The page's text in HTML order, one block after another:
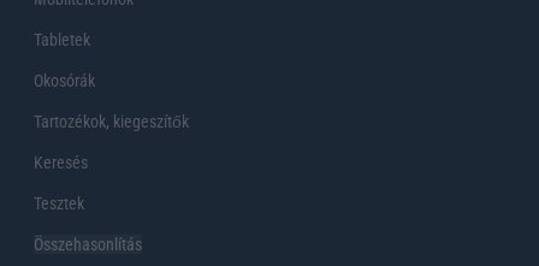
Tabletek
Okosórák
Tartozékok, kiegeszítők
Keresés
Tesztek
Összehasonlítás